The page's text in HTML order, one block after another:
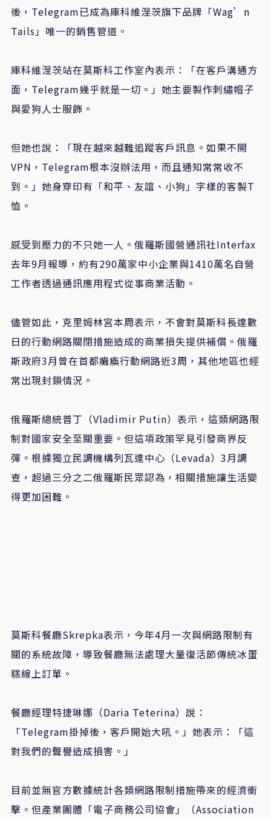
後，Telegram已成為庫科維涅茨旗下品牌「Wag’n
Tails」唯一的銷售管道。
庫科維涅茨站在莫斯科工作室內表示：「在客戶溝通方
面，Telegram幾乎就是一切。」她主要製作刺繡帽子
與愛狗人士服飾。
但她也說：「現在越來越難追蹤客戶訊息。如果不開
VPN，Telegram根本沒辦法用，而且通知常常收不
到。」她身穿印有「和平、友誼、小狗」字樣的客製T
恤。
感受到壓力的不只她一人。俄羅斯國營通訊社Interfax
去年9月報導，約有290萬家中小企業與1410萬名自營
工作者透過通訊應用程式從事商業活動。
儘管如此，克里姆林宮本周表示，不會對莫斯科長達數
日的行動網路關閉措施造成的商業損失提供補償。俄羅
斯政府3月曾在首都癱瘓行動網路近3周，其他地區也經
常出現封鎖情況。
俄羅斯總統普丁（Vladimir Putin）表示，這類網路限
制對國家安全至關重要。但這項政策罕見引發商界反
彈。根據獨立民調機構列瓦達中心（Levada）3月調
查，超過三分之二俄羅斯民眾認為，相關措施讓生活變
得更加困難。
莫斯科餐廳Skrepka表示，今年4月一次與網路限制有
關的系統故障，導致餐廳無法處理大量復活節傳統冰蛋
糕線上訂單。
餐廳經理特捷琳娜（Daria Teterina）說：
「Telegram掛掉後，客戶開始大吼。」她表示：「這
對我們的聲譽造成損害。」
目前並無官方數據統計各類網路限制措施帶來的經濟衝
擊。但產業團體「電子商務公司協會」（Association